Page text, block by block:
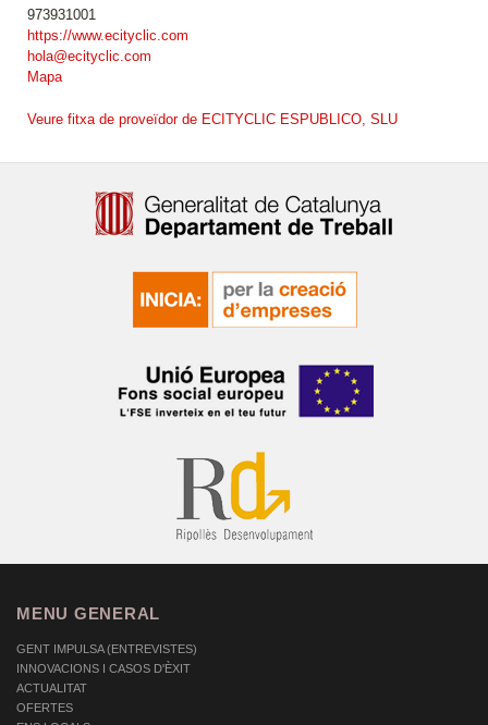
973931001
https://www.ecityclic.com
hola@ecityclic.com
Mapa
Veure fitxa de proveïdor de ECITYCLIC ESPUBLICO, SLU
MENU GENERAL
GENT IMPULSA (ENTREVISTES)
INNOVACIONS I CASOS D'ÈXIT
ACTUALITAT
OFERTES